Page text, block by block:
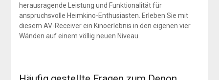
herausragende Leistung und Funktionalität für
anspruchsvolle Heimkino-Enthusiasten. Erleben Sie mit
diesem AV-Receiver ein Kinoerlebnis in den eigenen vier
Wänden auf einem völlig neuen Niveau.